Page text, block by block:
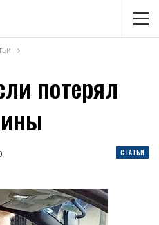
потерял
СТАТЬИ